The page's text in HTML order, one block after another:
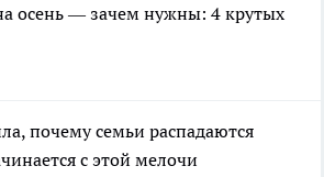
осень — зачем нужны: 4 крутых
почему семьи распадаются
с этой мелочи